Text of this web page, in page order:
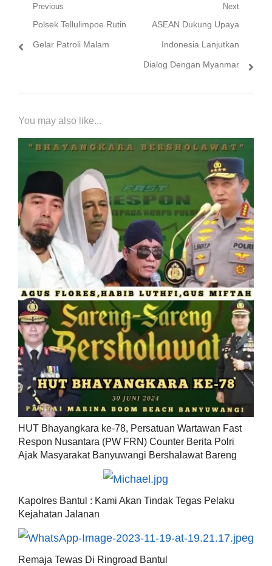
Navigasi
pos
Previous
Previous
post:
Polsek Tellulimpoe Rutin
Gelar Patroli Malam
Next
Next
post:
ASEAN Dukung Upaya
Indonesia Lanjutkan
Dialog Dengan Myanmar
You may also like...
HUT Bhayangkara ke-78, Persatuan Wartawan Fast
Respon Nusantara (PW FRN) Counter Berita Polri
Ajak Masyarakat Banyuwangi Bershalawat Bareng
Kapolres Bantul : Kami Akan Tindak Tegas Pelaku
Kejahatan Jalanan
Remaja Tewas Di Ringroad Bantul